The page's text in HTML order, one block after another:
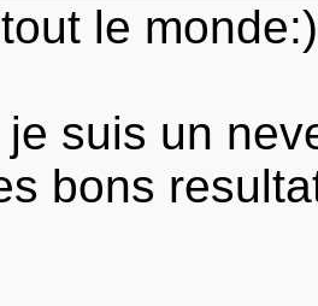
le monde:)
je suis un
bons